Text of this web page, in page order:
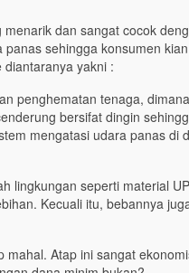
dan sangat cocok
sehingga konsumen kian
yakni :
penghematan tenaga, dimana
bersifat dingin
mengatasi udara panas di
lingkungan seperti material
Kecuali itu, bebannya
Atap ini sangat